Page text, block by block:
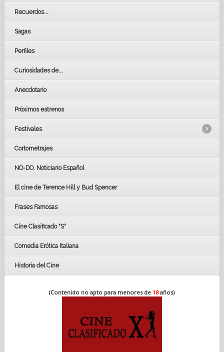
Recuerdos...
Sagas
Perfiles
Curiosidades de...
Anecdotario
Próximos estrenos
Festivales
LOS OSCARS
GOYAS
BAFTA
Cortometrajes
NO-DO. Noticiario Español
El cine de Terence Hill y Bud Spencer
Frases Famosas
Cine Clasificado "S"
Comedia Erótica Italiana
Historia del Cine
(Contenido no apto para menores de 18años)